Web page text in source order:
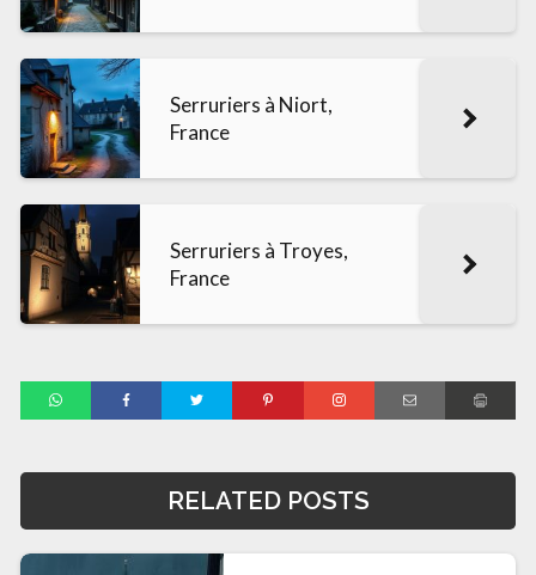
Serruriers à Niort,
France
Serruriers à Troyes,
France
RELATED POSTS